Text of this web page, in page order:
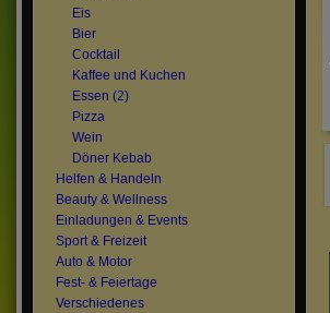
Eis
Bier
Cocktail
Kaffee und Kuchen
Essen (2)
Pizza
Wein
Döner Kebab
Helfen & Handeln
Beauty & Wellness
Einladungen & Events
Sport & Freizeit
Auto & Motor
Fest- & Feiertage
Verschiedenes